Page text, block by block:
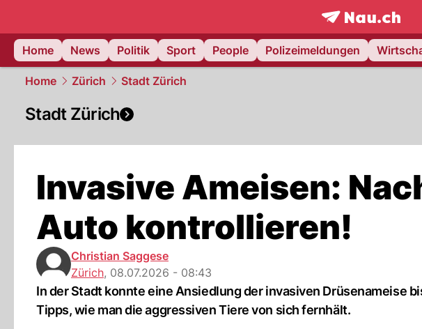
frontpage.NAU.ch
Home
News Politik Sport People Polizeimeldungen
Home Zürich Stadt Zürich
Stadt Zürich
Invasive Ameisen:
Auto kontrollieren!
Christian Saggese
Zürich, 08.07.2026 - 08:43
In der Stadt konnte eine Ansiedlung der invasiven Drüsenameise
Tipps, wie man die aggressiven Tiere von sich fernhält.